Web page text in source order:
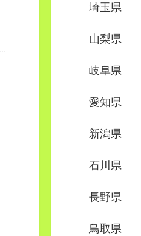
埼玉県
山梨県
岐阜県
愛知県
新潟県
石川県
長野県
鳥取県